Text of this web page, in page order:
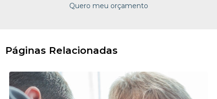
Quero meu orçamento
Páginas Relacionadas